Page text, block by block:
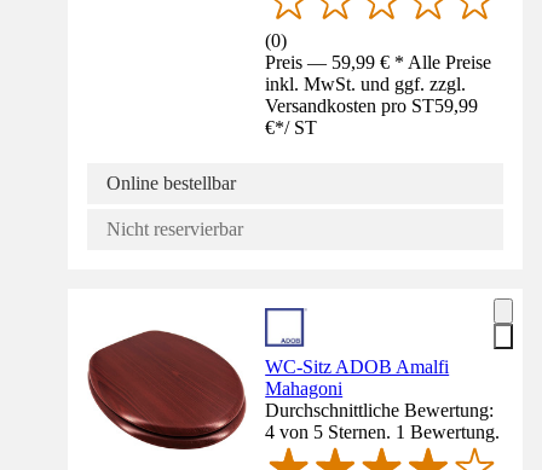
(0)
Preis — 59,99 € * Alle Preise
inkl. MwSt. und ggf. zzgl.
Versandkosten pro ST59,99
€*/ ST
Online bestellbar
Nicht reservierbar
WC-Sitz ADOB Amalfi
Mahagoni
Durchschnittliche Bewertung:
4 von 5 Sternen. 1 Bewertung.